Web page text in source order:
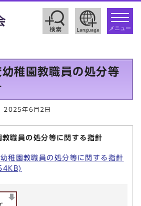
toggle
メニュー
稚園教職員の処分等
2025年6月2日
職員の処分等に関する指針
稚園教職員の処分等に関する指針